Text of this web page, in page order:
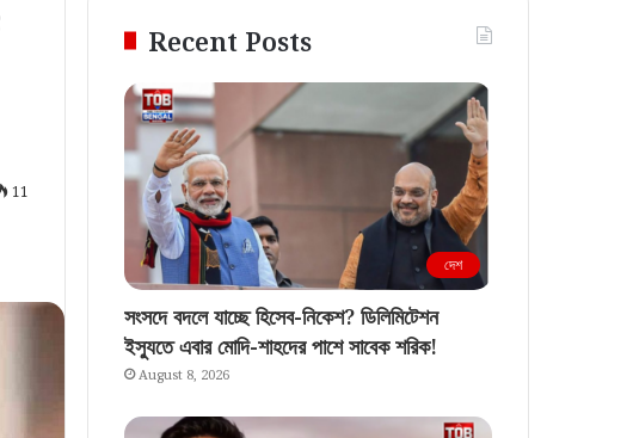
11
Recent Posts
দেশ
সংসদে বদলে যাচ্ছে হিসেব-নিকেশ? ডিলিমিটেশন
ইস্যুতে এবার মোদি-শাহদের পাশে সাবেক শরিক!
August 8, 2026